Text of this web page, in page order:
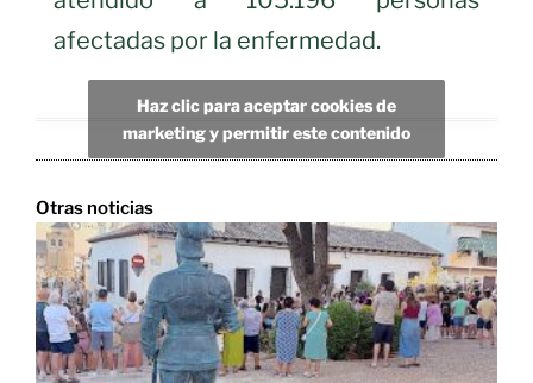
afectadas por la enfermedad.
Haz clic para aceptar cookies de
marketing y permitir este contenido
Otras noticias